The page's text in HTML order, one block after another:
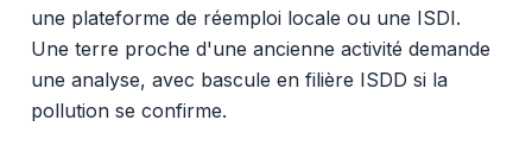
une plateforme de réemploi locale ou une ISDI.
Une terre proche d'une ancienne activité demande
une analyse, avec bascule en filière ISDD si la
pollution se confirme.